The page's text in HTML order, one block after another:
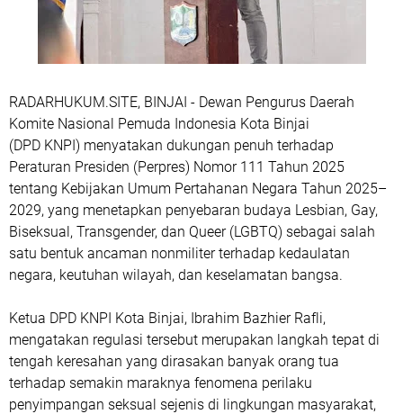
RADARHUKUM.SITE, BINJAI - Dewan Pengurus Daerah
Komite Nasional Pemuda Indonesia Kota Binjai
(DPD KNPI) menyatakan dukungan penuh terhadap
Peraturan Presiden (Perpres) Nomor 111 Tahun 2025
tentang Kebijakan Umum Pertahanan Negara Tahun 2025–
2029, yang menetapkan penyebaran budaya Lesbian, Gay,
Biseksual, Transgender, dan Queer (LGBTQ) sebagai salah
satu bentuk ancaman nonmiliter terhadap kedaulatan
negara, keutuhan wilayah, dan keselamatan bangsa.
Ketua DPD KNPI Kota Binjai, Ibrahim Bazhier Rafli,
mengatakan regulasi tersebut merupakan langkah tepat di
tengah keresahan yang dirasakan banyak orang tua
terhadap semakin maraknya fenomena perilaku
penyimpangan seksual sejenis di lingkungan masyarakat,